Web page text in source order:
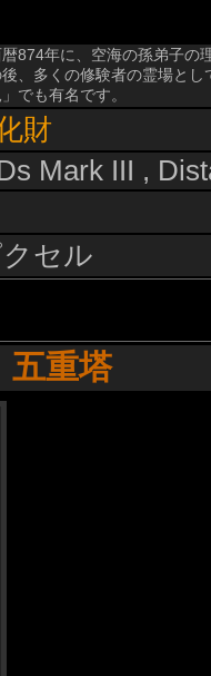
874年に、空海の孫弟子の
、多くの修験者の霊場と
でも有名です。
財
Mark III ,
セル
重塔